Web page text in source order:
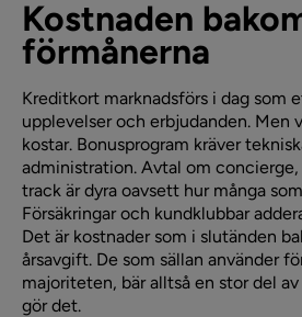
Kostnaden
förmånerna
Kreditkort marknadsförs i dag som
upplevelser och erbjudanden. Men
kostar. Bonusprogram kräver
administration. Avtal om
track är dyra oavsett hur många
Försäkringar och kundklubbar
Det är kostnader som i slutänden
årsavgift. De som sällan använder
majoriteten, bär alltså en stor del
gör det.